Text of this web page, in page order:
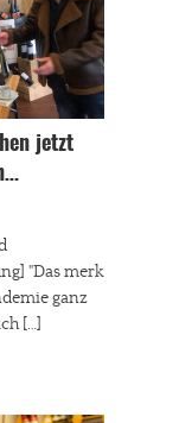
jetzt
"Das merk
ganz
[…]